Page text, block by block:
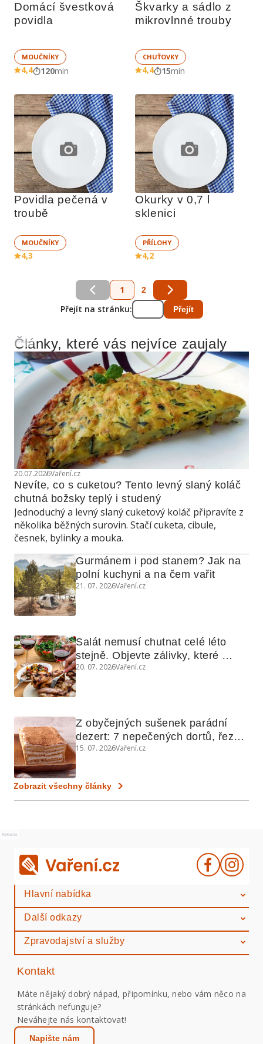
Domácí švestková
povidla
MOUČNÍKY
4,4 120min
Škvarky a sádlo z
mikrovlnné trouby
CHUŤOVKY
4,4 15min
Povidla pečená v
troubě
MOUČNÍKY
4,3
Okurky v 0,7 l
sklenici
PŘÍLOHY
4,2
1 2
Přejít na stránku: Přejít
Reklama
Články, které vás nejvíce zaujaly
20.07.2026Vaření.cz
Nevíte, co s cuketou? Tento levný slaný koláč
chutná božsky teplý i studený
Jednoduchý a levný slaný cuketový koláč připravíte z
několika běžných surovin. Stačí cuketa, cibule,
česnek, bylinky a mouka.
Gurmánem i pod stanem? Jak na
polní kuchyni a na čem vařit
21. 07. 2026Vaření.cz
Salát nemusí chutnat celé léto
stejně. Objevte zálivky, které
využijete i na maso, nudle nebo
20. 07. 2026Vaření.cz
Z obyčejných sušenek parádní
dezert: 7 nepečených dortů, řezů
a koláčů
15. 07. 2026Vaření.cz
Zobrazit všechny články
Reklama
Hlavní nabídka
Další odkazy
Zpravodajství a služby
Kontakt
Máte nějaký dobrý nápad, připomínku, nebo vám něco na
stránkách nefunguje?
Neváhejte nás kontaktovat!
Napište nám